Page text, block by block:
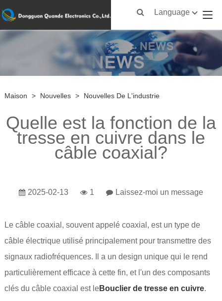
Language
Maison > Nouvelles > Nouvelles De L'industrie
Quelle est la fonction de la
tresse en cuivre dans le
câble coaxial?
2025-02-13 1 Laissez-moi un message
Le câble coaxial, souvent appelé coaxial, est un type de
câble électrique utilisé principalement pour transmettre des
signaux radiofréquences. Il a un design unique qui le rend
particulièrement efficace à cette fin, et l'un des composants
clés du câble coaxial est leBouclier de tresse en cuivre.